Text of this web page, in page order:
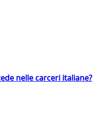
nelle carceri italiane?